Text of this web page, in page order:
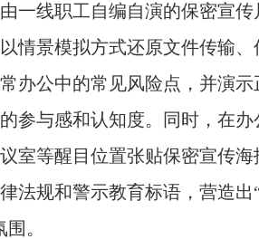
一线职工自编自演的保密宣
情景模拟方式还原文件传输
办公中的常见风险点，并演
参与感和认知度。同时，在
室等醒目位置张贴保密宣传
法规和警示教育标语，营造出
。